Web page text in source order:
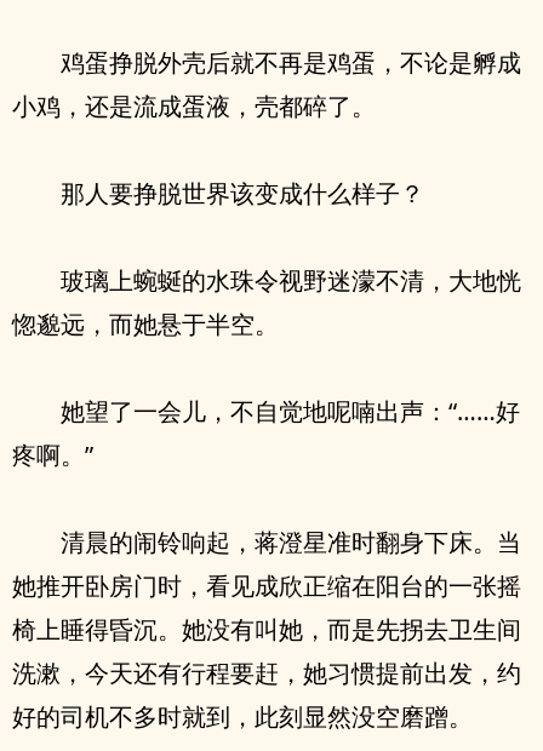
鸡蛋挣脱外壳后就不再是鸡蛋，不论是孵成
小鸡，还是流成蛋液，壳都碎了。
那人要挣脱世界该变成什么样子？
玻璃上蜿蜒的水珠令视野迷濛不清，大地恍
惚邈远，而她悬于半空。
她望了一会儿，不自觉地呢喃出声：“……好
疼啊。”
清晨的闹铃响起，蒋澄星准时翻身下床。当
她推开卧房门时，看见成欣正缩在阳台的一张摇
椅上睡得昏沉。她没有叫她，而是先拐去卫生间
洗漱，今天还有行程要赶，她习惯提前出发，约
好的司机不多时就到，此刻显然没空磨蹭。